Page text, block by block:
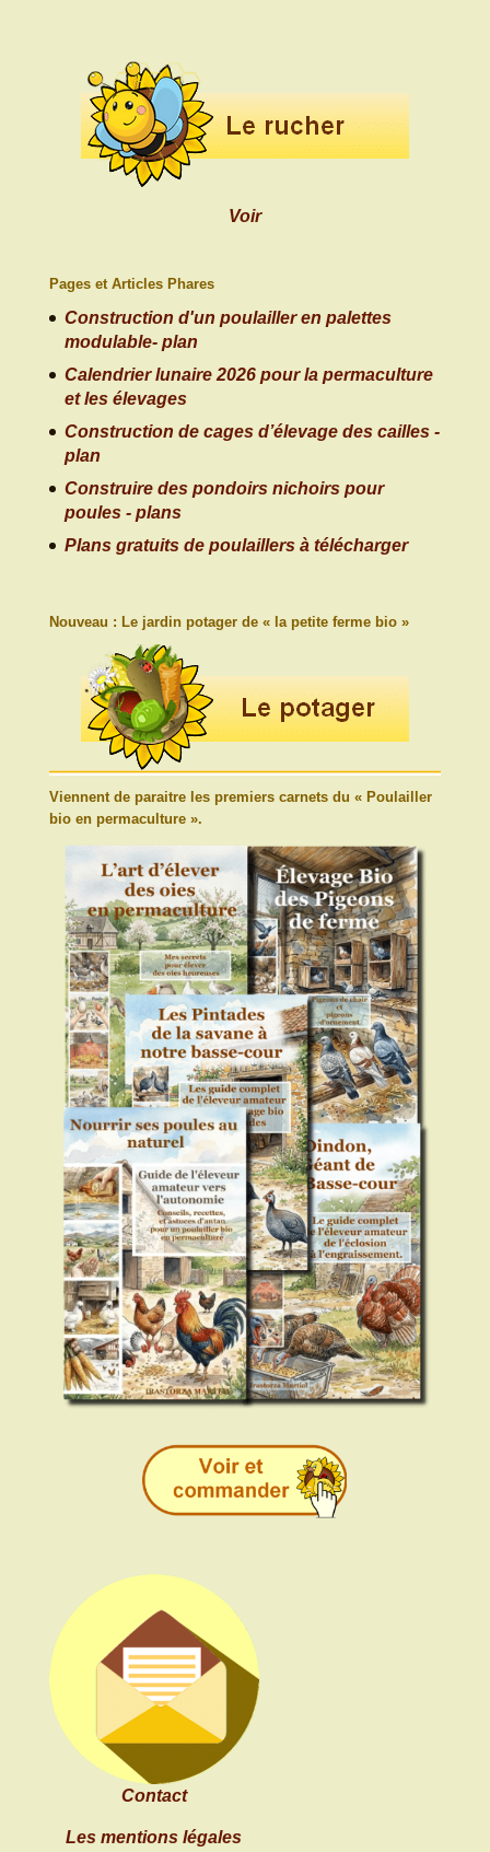
Voir
Pages et Articles Phares
Construction d'un poulailler en palettes
modulable- plan
Calendrier lunaire 2026 pour la permaculture
et les élevages
Construction de cages d’élevage des cailles -
plan
Construire des pondoirs nichoirs pour
poules - plans
Plans gratuits de poulaillers à télécharger
Nouveau : Le jardin potager de « la petite ferme bio »
Viennent de paraitre les premiers carnets du « Poulailler
bio en permaculture ».
Contact
Les mentions légales